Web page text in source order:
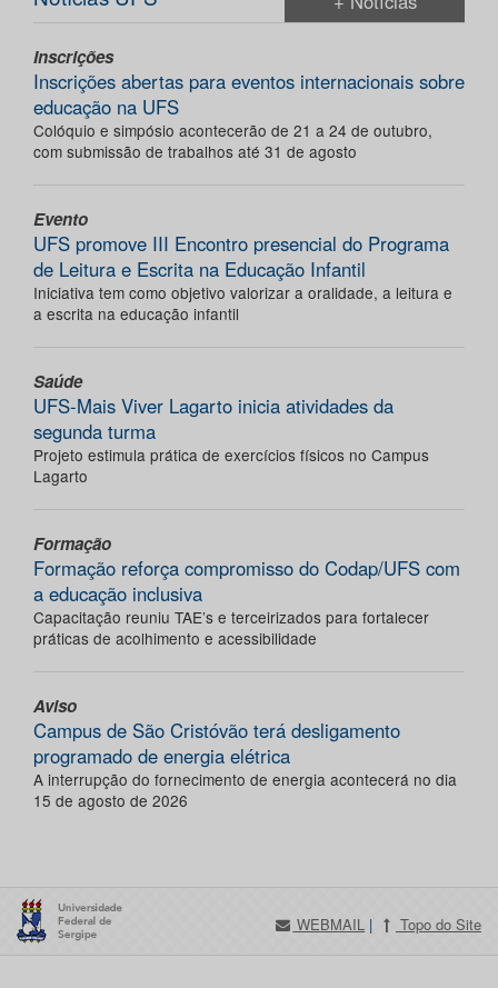
Inscrições
Inscrições abertas para eventos internacionais sobre
educação na UFS
Colóquio e simpósio acontecerão de 21 a 24 de outubro,
com submissão de trabalhos até 31 de agosto
Evento
UFS promove III Encontro presencial do Programa
de Leitura e Escrita na Educação Infantil
Iniciativa tem como objetivo valorizar a oralidade, a leitura e
a escrita na educação infantil
Saúde
UFS-Mais Viver Lagarto inicia atividades da
segunda turma
Projeto estimula prática de exercícios físicos no Campus
Lagarto
Formação
Formação reforça compromisso do Codap/UFS com
a educação inclusiva
Capacitação reuniu TAE’s e terceirizados para fortalecer
práticas de acolhimento e acessibilidade
Aviso
Campus de São Cristóvão terá desligamento
programado de energia elétrica
A interrupção do fornecimento de energia acontecerá no dia
15 de agosto de 2026
WEBMAIL | Topo do Site